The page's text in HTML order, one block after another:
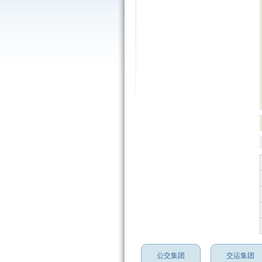
公交集团 交运集团